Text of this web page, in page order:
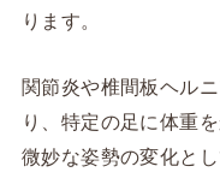
ります。
関節炎や椎間板ヘル
り、特定の足に体重
微妙な姿勢の変化と